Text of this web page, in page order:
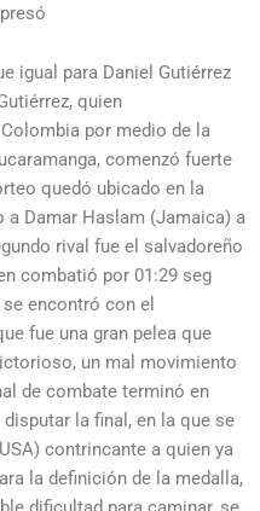
igual para Daniel Gutiérrez
quien
por medio de la
comenzó fuerte
quedó ubicado en la
a Damar Haslam (Jamaica) a
rival fue el salvadoreño
combatió por 01:29 seg
encontró con el
fue una gran pelea que
un mal movimiento
de combate terminó en
la final, en la que se
contrincante a quien ya
la definición de la medalla,